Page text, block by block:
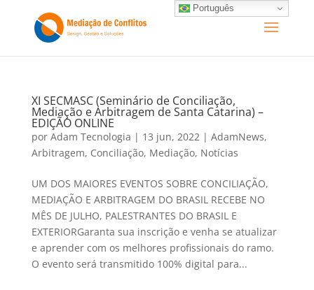
XI SECMASC (Seminário de Conciliação,
Mediação e Arbitragem de Santa Catarina) –
EDIÇÃO ONLINE
por Adam Tecnologia | 13 jun, 2022| AdamNews,
Arbitragem, Conciliação, Mediação, Notícias
UM DOS MAIORES EVENTOS SOBRE CONCILIAÇÃO,
MEDIAÇÃO E ARBITRAGEM DO BRASIL RECEBE NO
MÊS DE JULHO, PALESTRANTES DO BRASIL E
EXTERIORGaranta sua inscrição e venha se atualizar
e aprender com os melhores profissionais do ramo.
O evento será transmitido 100% digital para...
Português